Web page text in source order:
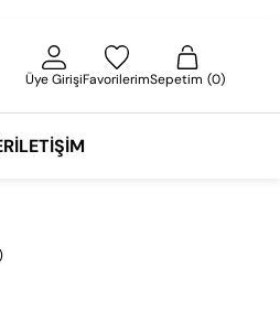
Üye GirişiFavorilerimSepetim 0
İLETIŞIM